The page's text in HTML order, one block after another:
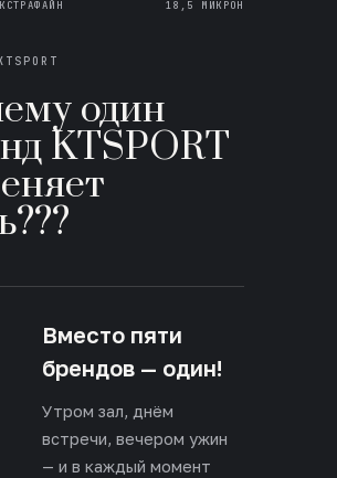
18,5 МИКРОН
один
KTSPORT
Вместо пяти
брендов — один!
Утром зал, днём
встречи, вечером ужин
— и в каждый момент